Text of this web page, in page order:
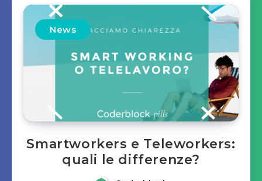
News
Smartworkers e Teleworkers:
quali le differenze?